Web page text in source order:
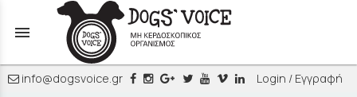
menu
info@dogsvoice.gr Login / Εγγραφή